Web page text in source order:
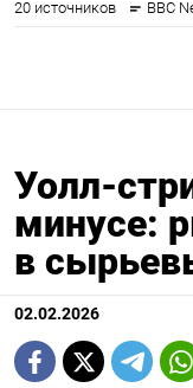
Уолл-
минусе:
в
02.02.2026